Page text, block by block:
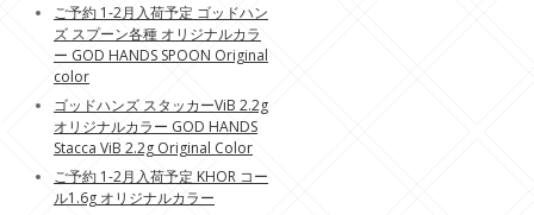
ご予約 1-2月入荷予定 ゴッドハン
ズ スプーン各種 オリジナルカラ
ー GOD HANDS SPOON Original
color
ゴッドハンズ スタッカーViB 2.2g
オリジナルカラー GOD HANDS
Stacca ViB 2.2g Original Color
ご予約 1-2月入荷予定 KHOR コー
ル1.6g オリジナルカラー